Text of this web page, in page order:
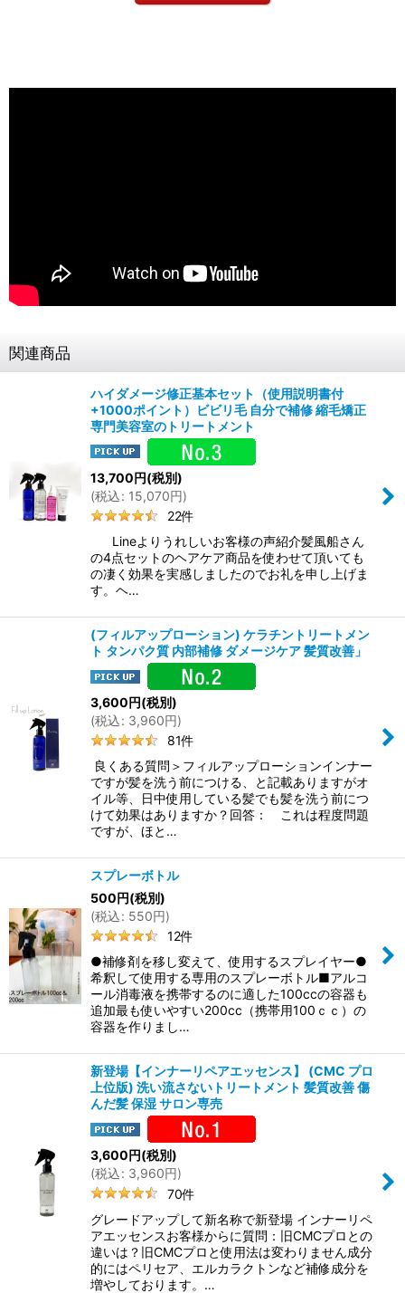
関連商品
ハイダメージ修正基本セット（使用説明書付
+1000ポイント）ビビリ毛 自分で補修 縮毛矯正
専門美容室のトリートメント
13,700円(税別)
(税込: 15,070円)
22件
Lineよりうれしいお客様の声紹介髪風船さん
の4点セットのヘアケア商品を使わせて頂いても
の凄く効果を実感しましたのでお礼を申し上げま
す。ヘ…
(フィルアップローション) ケラチントリートメン
ト タンパク質 内部補修 ダメージケア 髪質改善」
3,600円(税別)
(税込: 3,960円)
81件
良くある質問＞フィルアップローションインナー
ですが髪を洗う前につける、と記載ありますがオ
イル等、日中使用している髪でも髪を洗う前につ
けて効果はありますか？回答： これは程度問題
ですが、ほと…
スプレーボトル
500円(税別)
(税込: 550円)
12件
●補修剤を移し変えて、使用するスプレイヤー●
希釈して使用する専用のスプレーボトル■アルコ
ール消毒液を携帯するのに適した100ccの容器も
追加最も使いやすい200cc（携帯用100ｃｃ）の
容器を作りまし…
新登場【インナーリペアエッセンス】 (CMC プロ
上位版) 洗い流さないトリートメント 髪質改善 傷
んだ髪 保湿 サロン専売
3,600 円(税別)
(税込: 3,960円)
70件
グレードアップして新名称で新登場 インナーリペ
アエッセンスお客様からに質問：旧CMCプロとの
違いは？旧CMCプロと使用法は変わりません成分
的にはペリセア、エルカラクトンなど補修成分を
増やしております。…